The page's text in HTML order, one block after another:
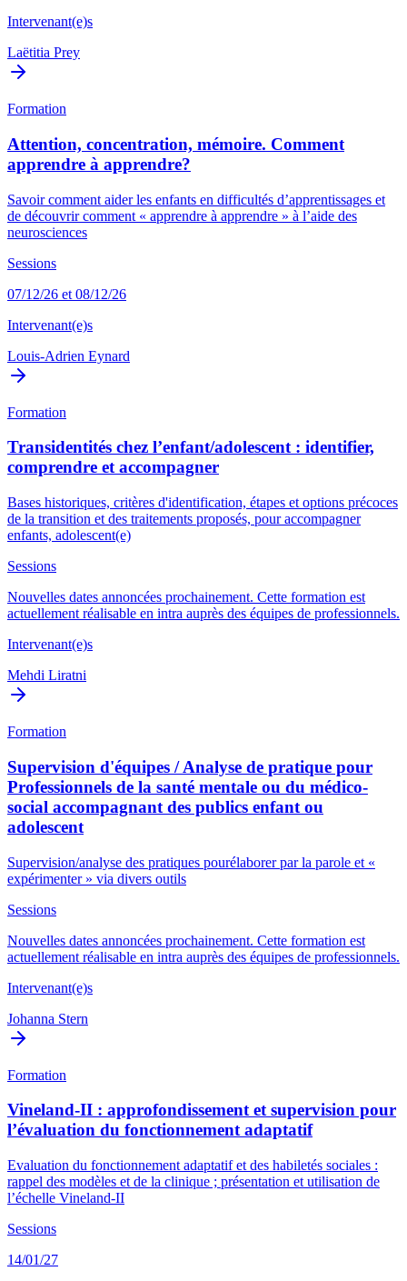
Intervenant(e)s
Laëtitia Prey
Formation
Attention, concentration, mémoire. Comment
apprendre à apprendre?
Savoir comment aider les enfants en difficultés d’apprentissages et
de découvrir comment « apprendre à apprendre » à l’aide des
neurosciences
Sessions
07/12/26 et 08/12/26
Intervenant(e)s
Louis-Adrien Eynard
Formation
Transidentités chez l’enfant/adolescent : identifier,
comprendre et accompagner
Bases historiques, critères d'identification, étapes et options précoces
de la transition et des traitements proposés, pour accompagner
enfants, adolescent(e)
Sessions
Nouvelles dates annoncées prochainement. Cette formation est
actuellement réalisable en intra auprès des équipes de professionnels.
Intervenant(e)s
Mehdi Liratni
Formation
Supervision d'équipes / Analyse de pratique pour
Professionnels de la santé mentale ou du médico-
social accompagnant des publics enfant ou
adolescent
Supervision/analyse des pratiques pourélaborer par la parole et «
expérimenter » via divers outils
Sessions
Nouvelles dates annoncées prochainement. Cette formation est
actuellement réalisable en intra auprès des équipes de professionnels.
Intervenant(e)s
Johanna Stern
Formation
Vineland-II : approfondissement et supervision pour
l’évaluation du fonctionnement adaptatif
Evaluation du fonctionnement adaptatif et des habiletés sociales :
rappel des modèles et de la clinique ; présentation et utilisation de
l’échelle Vineland-II
Sessions
14/01/27